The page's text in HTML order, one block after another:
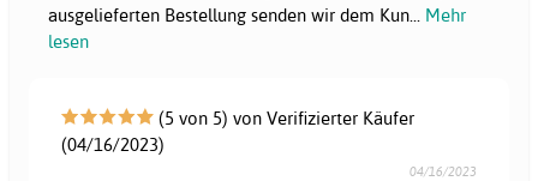
ausgelieferten Bestellung senden wir dem Kun
Mehr
lesen
(5 von 5) von Verifizierter Käufer
(04/16/2023)
04/16/2023